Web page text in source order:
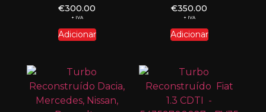
€300.00
+ IVA
Adicionar
€350.00
+ IVA
Adicionar